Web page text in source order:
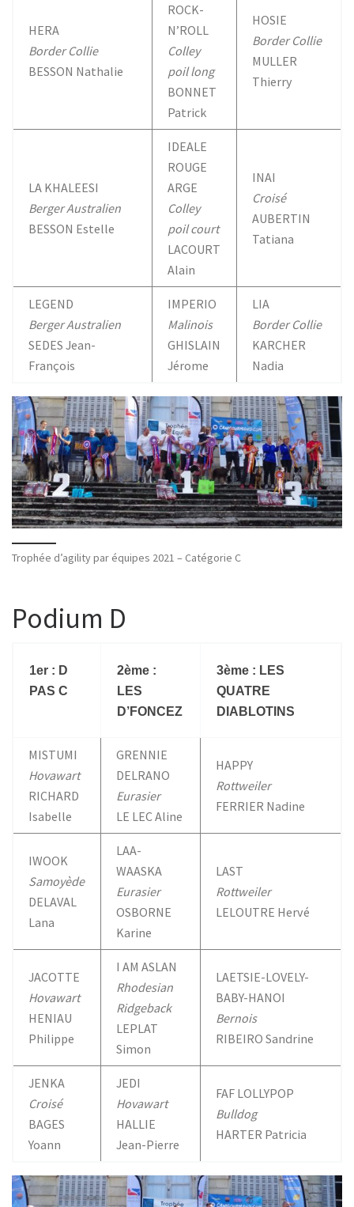
HERA
Border Collie
BESSON Nathalie
ROCK-
N’ROLL
Colley
poil long
BONNET
Patrick
HOSIE
Border Collie
MULLER
Thierry
LA KHALEESI
Berger Australien
BESSON Estelle
IDEALE
ROUGE
ARGE
Colley
poil court
LACOURT
Alain
INAI
Croisé
AUBERTIN
Tatiana
LEGEND
Berger Australien
SEDES Jean-
François
IMPERIO
Malinois
GHISLAIN
Jérome
LIA
Border Collie
KARCHER
Nadia
Trophée d’agility par équipes 2021 – Catégorie C
Podium D
1er : D
PAS C
2ème :
LES
D’FONCEZ
3ème : LES
QUATRE
DIABLOTINS
MISTUMI
Hovawart
RICHARD
Isabelle
GRENNIE
DELRANO
Eurasier
LE LEC Aline
HAPPY
Rottweiler
FERRIER Nadine
IWOOK
Samoyède
DELAVAL
Lana
LAA-
WAASKA
Eurasier
OSBORNE
Karine
LAST
Rottweiler
LELOUTRE Hervé
JACOTTE
Hovawart
HENIAU
Philippe
I AM ASLAN
Rhodesian
Ridgeback
LEPLAT
Simon
LAETSIE-LOVELY-
BABY-HANOI
Bernois
RIBEIRO Sandrine
JENKA
Croisé
BAGES
Yoann
JEDI
Hovawart
HALLIE
Jean-Pierre
FAF LOLLYPOP
Bulldog
HARTER Patricia